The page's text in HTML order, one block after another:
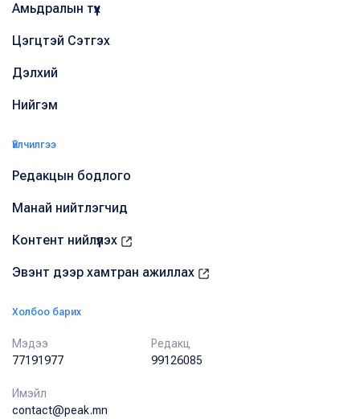
Амьдралын түүх
Цэгцтэй Сэтгэх
Дэлхий
Нийгэм
Үйлчилгээ
Редакцын бодлого
Манай нийтлэгчид
Контент нийлүүлэх
Эвэнт дээр хамтран ажиллах
Холбоо барих
Мэдээ
77191977
Редакц
99126085
Имэйл
contact@peak.mn